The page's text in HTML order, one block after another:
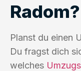
Radom?
Planst du einen
Du fragst dich
welches